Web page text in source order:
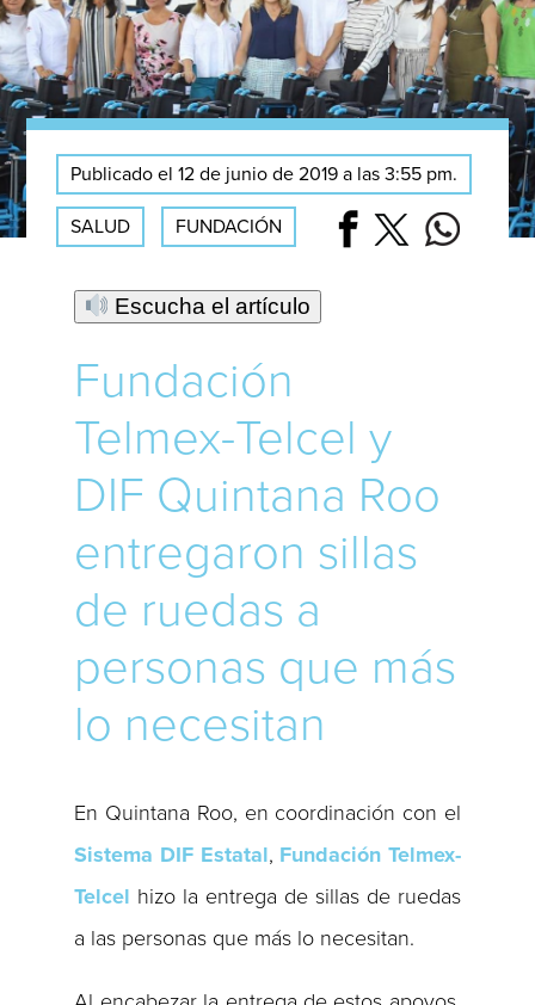
Publicado el 12 de junio de 2019 a las 3:55 pm.
SALUD FUNDACIÓN
Escucha el artículo
Fundación
Telmex-Telcel y
DIF Quintana Roo
entregaron sillas
de ruedas a
personas que más
lo necesitan
En Quintana Roo, en coordinación con el
Sistema DIF Estatal, Fundación Telmex-
Telcel hizo la entrega de sillas de ruedas
a las personas que más lo necesitan.